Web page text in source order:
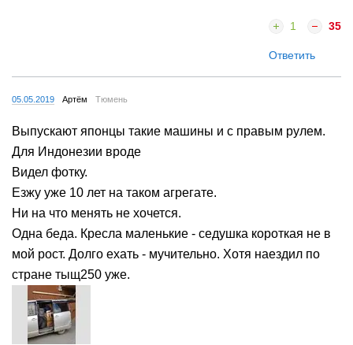
1 35
Ответить
05.05.2019 Артём Тюмень
Выпускают японцы такие машины и с правым рулем.
Для Индонезии вроде
Видел фотку.
Езжу уже 10 лет на таком агрегате.
Ни на что менять не хочется.
Одна беда. Кресла маленькие - седушка короткая не в
мой рост. Долго ехать - мучительно. Хотя наездил по
стране тыщ250 уже.